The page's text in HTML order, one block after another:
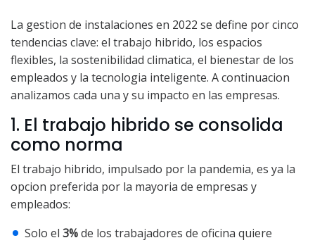
La gestion de instalaciones en 2022 se define por cinco
tendencias clave: el trabajo hibrido, los espacios
flexibles, la sostenibilidad climatica, el bienestar de los
empleados y la tecnologia inteligente. A continuacion
analizamos cada una y su impacto en las empresas.
1. El trabajo hibrido se consolida
como norma
El trabajo hibrido, impulsado por la pandemia, es ya la
opcion preferida por la mayoria de empresas y
empleados:
Solo el 3%de los trabajadores de oficina quiere